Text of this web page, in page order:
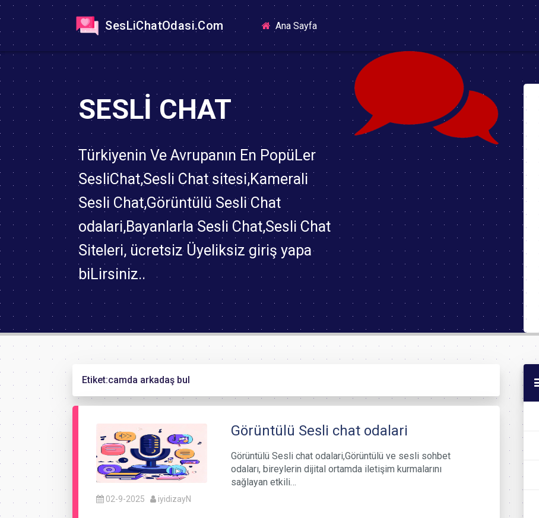
SesLiChatOdasi.Com Ana Sayfa(current)
SESLI CHAT
Türkiyenin Ve Avrupanın En PopüLer
SesliChat,Sesli Chat sitesi,Kamerali
Sesli Chat,Görüntülü Sesli Chat
odalari,Bayanlarla Sesli Chat,Sesli Chat
Siteleri, ücretsiz Üyeliksiz giriş yapa
biLirsiniz..
Etiket:camda arkadaş bul
02-9-2025 iyidizayN
Görüntülü Sesli chat odalari
Görüntülü Sesli chat odalari,Görüntülü ve sesli sohbet
odaları, bireylerin dijital ortamda iletişim kurmalarını
sağlayan etkili…